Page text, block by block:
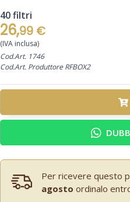
40 filtri
26,99 €
(IVA inclusa)
Cod.Art. 1746
Cod.Art. Produttore RFBOX2
Per ricevere questo
agosto ordinalo